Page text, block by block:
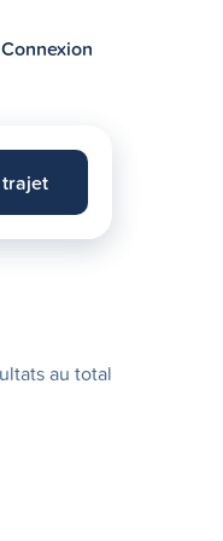
Connexion
au total